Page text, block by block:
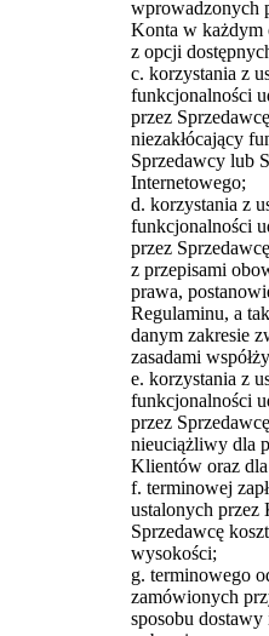
wprowadzonych
Konta w każdym
z opcji
c. korzystania z
funkcjonalności
przez
niezakłócający
Sprzedawcy lub
Internetowego;
d. korzystania z
funkcjonalności
przez
z przepisami
prawa,
Regulaminu, a
danym zakresie
zasadami
e. korzystania z
funkcjonalności
przez
nieuciążliwy dla
Klientów oraz
f. terminowej
ustalonych przez
Sprzedawcę
wysokości;
g. terminowego
zamówionych
sposobu dostawy